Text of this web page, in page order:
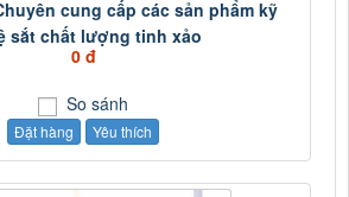
cung cấp các sản phẩm kỹ
sắt chất lượng tinh xảo
0 đ
So sánh
Đặt hàng Yêu thích